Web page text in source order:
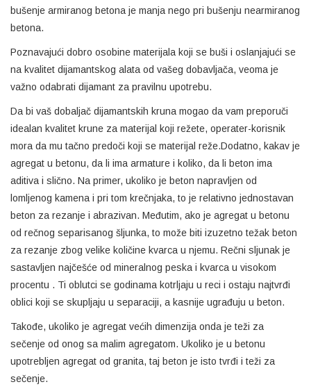
bušenje armiranog betona je manja nego pri bušenju nearmiranog
betona.
Poznavajući dobro osobine materijala koji se buši i oslanjajući se
na kvalitet dijamantskog alata od vašeg dobavljača, veoma je
važno odabrati dijamant za pravilnu upotrebu.
Da bi vaš dobaljač dijamantskih kruna mogao da vam preporuči
idealan kvalitet krune za materijal koji režete, operater-korisnik
mora da mu tačno predoči koji se materijal reže.Dodatno, kakav je
agregat u betonu, da li ima armature i koliko, da li beton ima
aditiva i slično. Na primer, ukoliko je beton napravljen od
lomljenog kamena i pri tom krečnjaka, to je relativno jednostavan
beton za rezanje i abrazivan. Međutim, ako je agregat u betonu
od rečnog separisanog šljunka, to može biti izuzetno težak beton
za rezanje zbog velike količine kvarca u njemu. Rečni sljunak je
sastavljen najčešće od mineralnog peska i kvarca u visokom
procentu . Ti oblutci se godinama kotrljaju u reci i ostaju najtvrđi
oblici koji se skupljaju u separaciji, a kasnije ugrađuju u beton.
Takođe, ukoliko je agregat većih dimenzija onda je teži za
sečenje od onog sa malim agregatom. Ukoliko je u betonu
upotrebljen agregat od granita, taj beton je isto tvrđi i teži za
sečenje.